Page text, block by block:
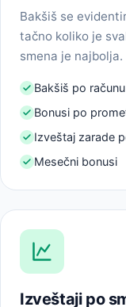
Bakšiš se
tačno koliko je
smena je najbolja.
Bakšiš po računu
Bonusi po
Izveštaj zarade
Mesečni bonusi
Izveštaji po